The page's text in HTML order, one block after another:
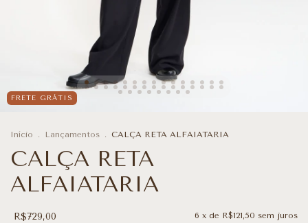
FRETE GRÁTIS
Início . Lançamentos . CALÇA RETA ALFAIATARIA
CALÇA RETA
ALFAIATARIA
R$729,00 6 x de R$121,50 sem juros